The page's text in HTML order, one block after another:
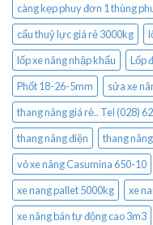
càng kẹp phuy đơn 1 thùng
cẩu thuỷ lực giá rẻ 3000kg
lốp xe nâng nhập khẩu
Lốp
Phốt 18-26-5mm
sửa xe
thang nâng giá rẻ.. Tel (028)
thang nâng điện
thang
vỏ xe nâng Casumina 650-10
xe nang pallet 5000kg
xe
xe nâng bán tự động cao 3m3